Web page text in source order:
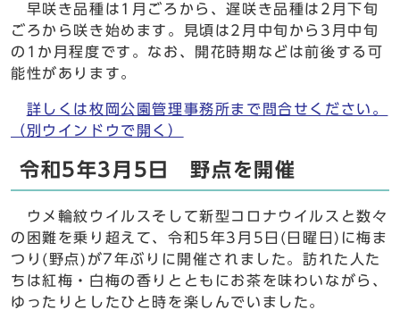
早咲き品種は1月ごろから、遅咲き品種は2月下旬
ごろから咲き始めます。見頃は2月中旬から3月中旬
の1か月程度です。なお、開花時期などは前後する可
能性があります。
詳しくは枚岡公園管理事務所まで問合せください。
（別ウインドウで開く）
令和5年3月5日 野点を開催
ウメ輪紋ウイルスそして新型コロナウイルスと数々
の困難を乗り超えて、令和5年3月5日(日曜日)に梅ま
つり(野点)が7年ぶりに開催されました。訪れた人た
ちは紅梅・白梅の香りとともにお茶を味わいながら、
ゆったりとしたひと時を楽しんでいました。